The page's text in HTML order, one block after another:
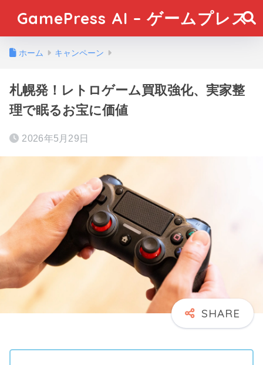
GamePress AI – ゲームプレス
ホーム キャンペーン
札幌発！レトロゲーム買取強化、実家整
理で眠るお宝に価値
2026年5月29日